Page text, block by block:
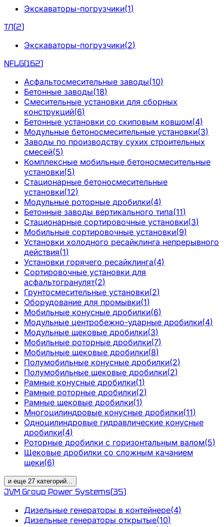
Экскаваторы-погрузчики(1)
ТЛ(2)
Экскаваторы-погрузчики(2)
NFLG(162)
Асфальтосмесительные заводы(10)
Бетонные заводы(18)
Смесительные установки для сборных
конструкций(6)
Бетонные установки со скиповым ковшом(4)
Модульные бетоносмесительные установки(3)
Заводы по производству сухих строительных
смесей(5)
Комплексные мобильные бетоносмесительные
установки(5)
Стационарные бетоносмесительные
установки(12)
Модульные роторные дробилки(4)
Бетонные заводы вертикального типа(11)
Стационарные сортировочные установки(3)
Мобильные сортировочные установки(9)
Установки холодного ресайклинга непрерывного
действия(1)
Установки горячего ресайклинга(4)
Сортировочные установки для
асфальтогранулят(2)
Грунтосмесительные установки(2)
Оборудование для промывки(1)
Мобильные конусные дробилки(6)
Модульные центробежно-ударные дробилки(4)
Модульные щековые дробилки(3)
Мобильные роторные дробилки(7)
Мобильные щековые дробилки(8)
Полумобильные конусные дробилки(2)
Полумобильные щековые дробилки(2)
Рамные конусные дробилки(1)
Рамные роторные дробилки(2)
Рамные щековые дробилки(1)
Многоцилиндровые конусные дробилки(11)
Одноцилиндровые гидравлические конусные
дробилки(4)
Роторные дробилки с горизонтальным валом(5)
Щековые дробилки со сложным качанием
щеки(6)
и еще 27 категорий...
JVM Group Power Systems(35)
Дизельные генераторы в контейнере(4)
Дизельные генераторы открытые(10)